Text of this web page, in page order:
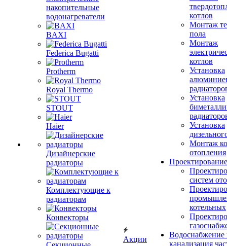
накопительные
водонагреватели
BAXI
Federica Bugatti
Protherm
Royal Thermo
STOUT
Haier
Дизайнерские
радиаторы
Комплектующие к
радиаторам
Конвекторы
Акции
котлов
Монтаж
пола
Монтаж
котлов
Установка
Установка
Установка
Монтаж
отопления
Проектирование
систем
котельных
Водоснабжение
канализация